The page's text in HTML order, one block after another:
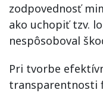
zodpovednosť
ako uchopiť tzv.
nespôsoboval
Pri tvorbe
transparentnosti